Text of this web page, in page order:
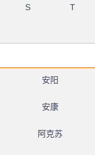
S T
安阳
安康
阿克苏